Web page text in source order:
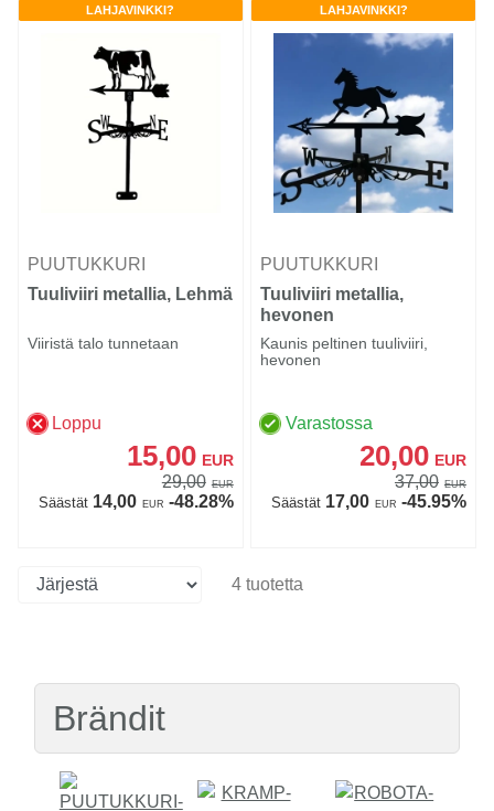
LAHJAVINKKI?
PUUTUKKURI
Tuuliviiri metallia, Lehmä
Viiristä talo tunnetaan
Loppu
15,00 EUR
29,00 EUR
Säästät14,00 EUR -48.28%
LAHJAVINKKI?
PUUTUKKURI
Tuuliviiri metallia,
hevonen
Kaunis peltinen tuuliviiri,
hevonen
Varastossa
20,00 EUR
37,00 EUR
Säästät17,00 EUR -45.95%
4 tuotetta
Brändit